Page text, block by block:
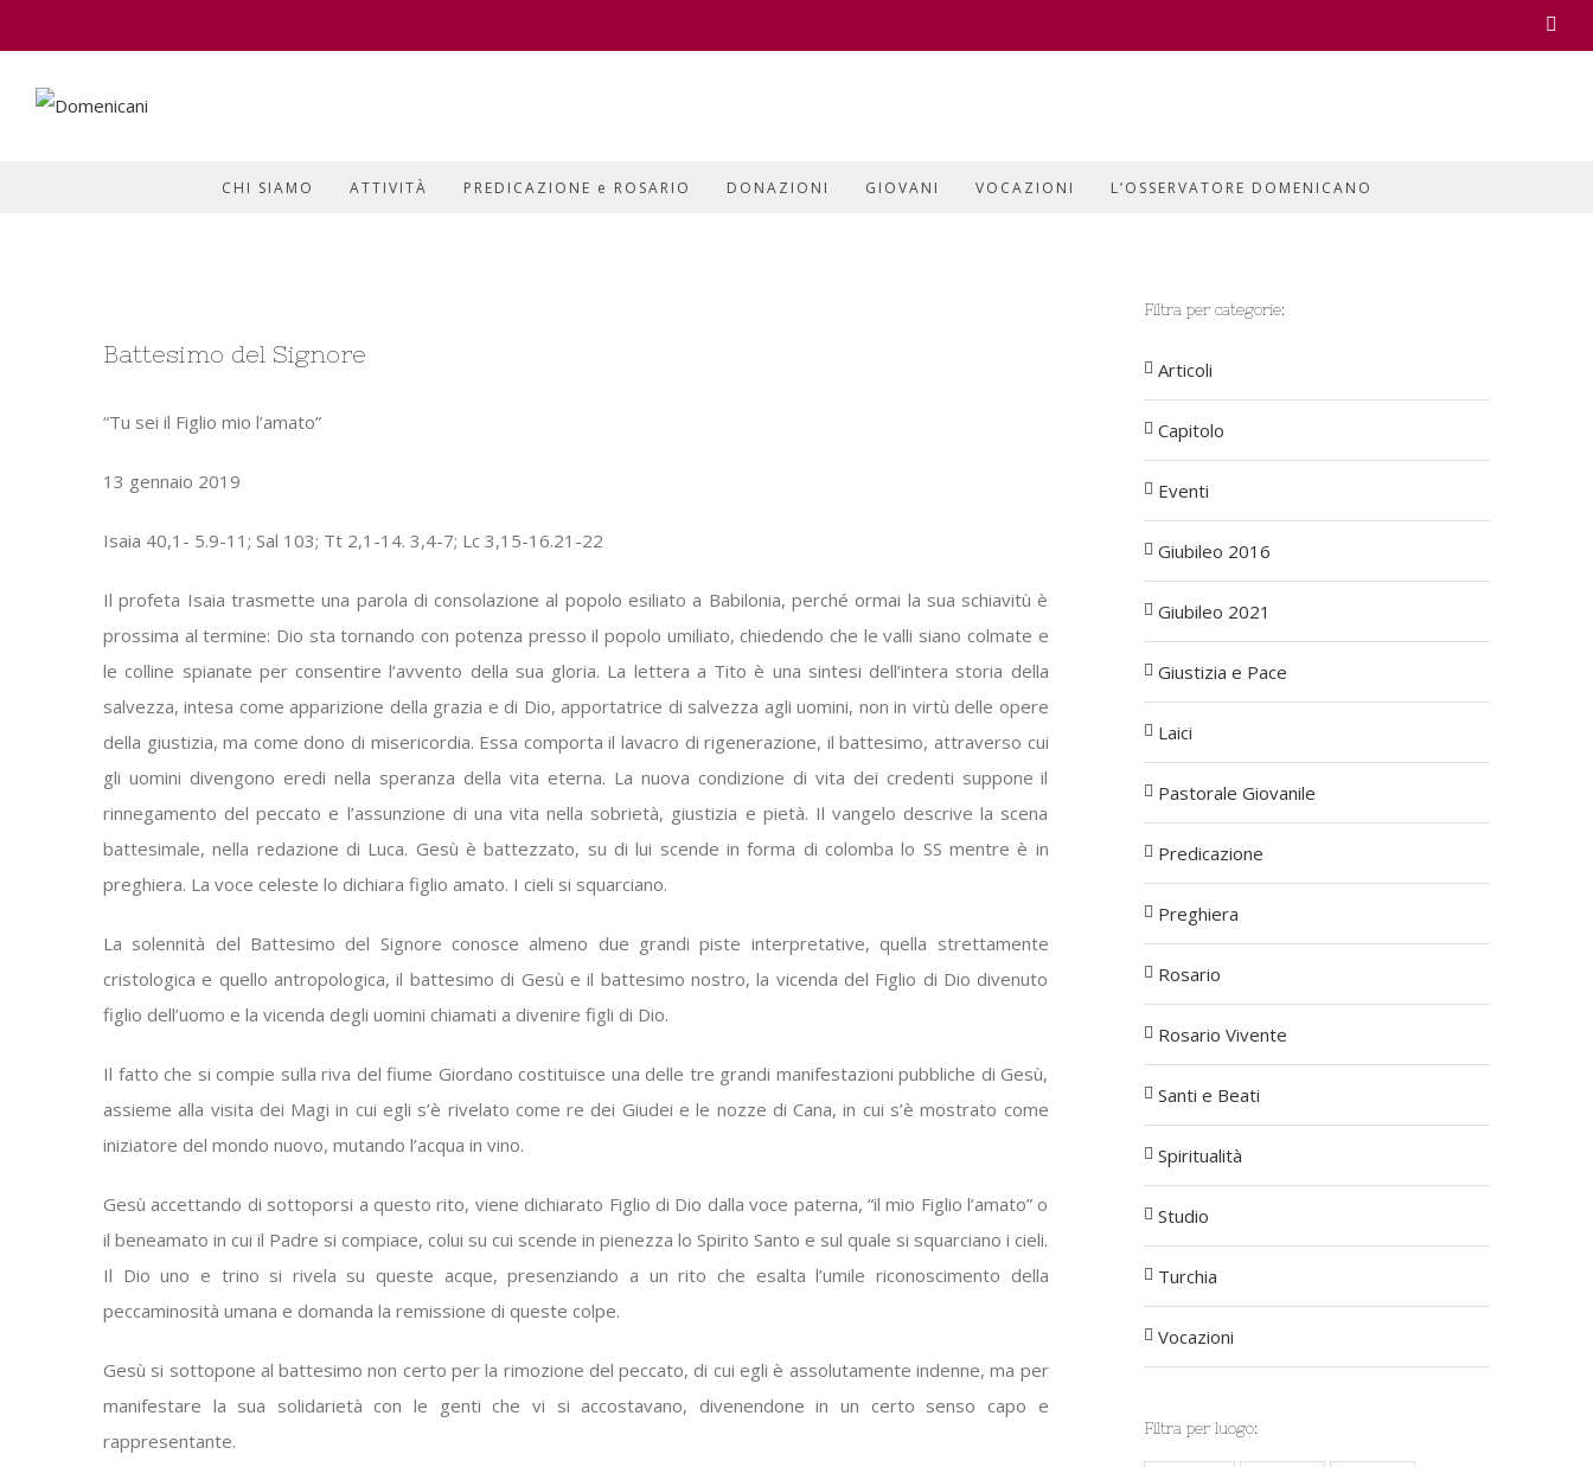
CHI SIAMO ATTIVITÀ PREDICAZIONE e ROSARIO DONAZIONI GIOVANI VOCAZIONI L’OSSERVATORE DOMENICANO
Larger
Battesimo del Signore
“Tu sei il Figlio mio l’amato”
13 gennaio 2019
Isaia 40,1- 5.9-11; Sal 103; Tt 2,1-14. 3,4-7; Lc 3,15-16.21-22
Il profeta Isaia trasmette una parola di consolazione al popolo esiliato a Babilonia, perché ormai la sua schiavitù è
prossima al termine: Dio sta tornando con potenza presso il popolo umiliato, chiedendo che le valli siano colmate e
le colline spianate per consentire l’avvento della sua gloria. La lettera a Tito è una sintesi dell’intera storia della
salvezza, intesa come apparizione della grazia e di Dio, apportatrice di salvezza agli uomini, non in virtù delle opere
della giustizia, ma come dono di misericordia. Essa comporta il lavacro di rigenerazione, il battesimo, attraverso cui
gli uomini divengono eredi nella speranza della vita eterna. La nuova condizione di vita dei credenti suppone il
rinnegamento del peccato e l’assunzione di una vita nella sobrietà, giustizia e pietà. Il vangelo descrive la scena
battesimale, nella redazione di Luca. Gesù è battezzato, su di lui scende in forma di colomba lo SS mentre è in
preghiera. La voce celeste lo dichiara figlio amato. I cieli si squarciano.
La solennità del Battesimo del Signore conosce almeno due grandi piste interpretative, quella strettamente
cristologica e quello antropologica, il battesimo di Gesù e il battesimo nostro, la vicenda del Figlio di Dio divenuto
figlio dell’uomo e la vicenda degli uomini chiamati a divenire figli di Dio.
Il fatto che si compie sulla riva del fiume Giordano costituisce una delle tre grandi manifestazioni pubbliche di Gesù,
assieme alla visita dei Magi in cui egli s’è rivelato come re dei Giudei e le nozze di Cana, in cui s’è mostrato come
iniziatore del mondo nuovo, mutando l’acqua in vino.
Gesù accettando di sottoporsi a questo rito, viene dichiarato Figlio di Dio dalla voce paterna, “il mio Figlio l’amato” o
il beneamato in cui il Padre si compiace, colui su cui scende in pienezza lo Spirito Santo e sul quale si squarciano i cieli.
Il Dio uno e trino si rivela su queste acque, presenziando a un rito che esalta l’umile riconoscimento della
peccaminosità umana e domanda la remissione di queste colpe.
Gesù si sottopone al battesimo non certo per la rimozione del peccato, di cui egli è assolutamente indenne, ma per
manifestare la sua solidarietà con le genti che vi si accostavano, divenendone in un certo senso capo e
rappresentante.
Filtra per categorie:
Articoli
Capitolo
Eventi
Giubileo 2016
Giubileo 2021
Giustizia e Pace
Laici
Pastorale Giovanile
Predicazione
Preghiera
Rosario
Rosario Vivente
Santi e Beati
Spiritualità
Studio
Turchia
Vocazioni
Filtra per luogo: